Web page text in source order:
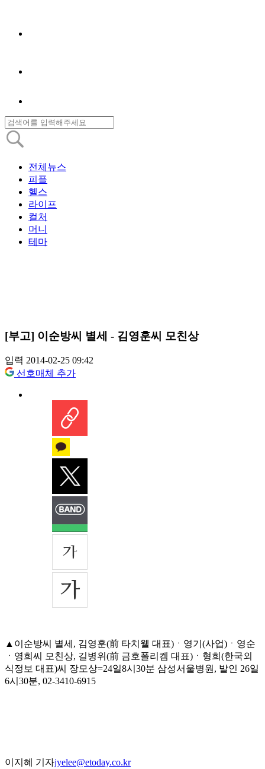
전체뉴스
피플
헬스
라이프
컬처
머니
테마
[부고] 이순방씨 별세 - 김영훈씨 모친상
입력 2014-02-25 09:42
선호매체 추가
▲이순방씨 별세, 김영훈(前 타치웰 대표)ㆍ영기(사업)ㆍ영순
ㆍ영희씨 모친상, 길병위(前 금호폴리켐 대표)ㆍ형희(한국외
식정보 대표)씨 장모상=24일8시30분 삼성서울병원, 발인 26일
6시30분, 02-3410-6915
이지혜 기자jyelee@etoday.co.kr